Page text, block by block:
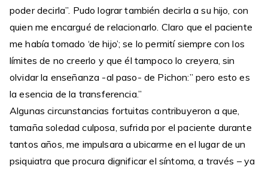
poder decirla”. Pudo lograr también decirla a su hijo, con
quien me encargué de relacionarlo. Claro que el paciente
me había tomado ‘de hijo’; se lo permití siempre con los
límites de no creerlo y que él tampoco lo creyera, sin
olvidar la enseñanza -al paso- de Pichon:” pero esto es
la esencia de la transferencia.”
Algunas circunstancias fortuitas contribuyeron a que,
tamaña soledad culposa, sufrida por el paciente durante
tantos años, me impulsara a ubicarme en el lugar de un
psiquiatra que procura dignificar el síntoma, a través – ya